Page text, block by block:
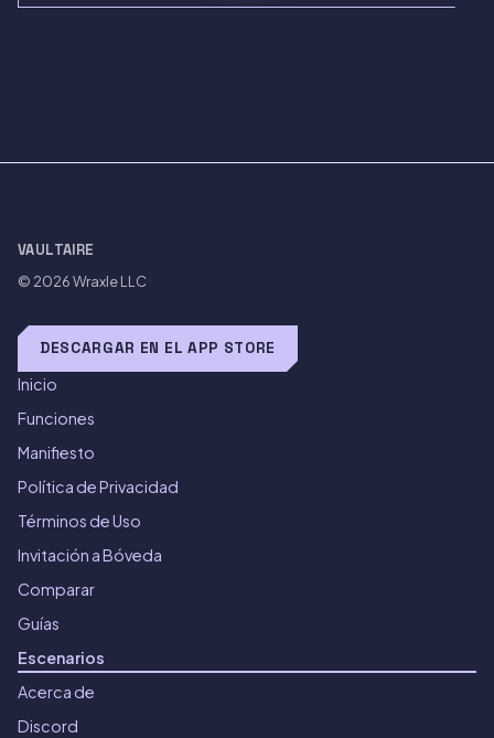
VAULTAIRE
© 2026Wraxle LLC
DESCARGAR EN EL APP STORE
Inicio
Funciones
Manifiesto
Política de Privacidad
Términos de Uso
Invitación a Bóveda
Comparar
Guías
Escenarios
Acerca de
Discord